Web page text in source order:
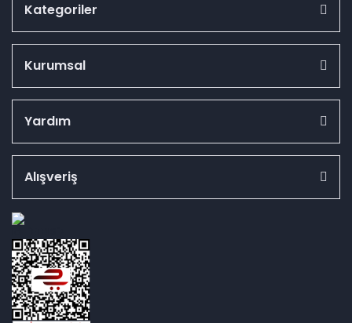
Kategoriler
Kurumsal
Yardım
Alışveriş